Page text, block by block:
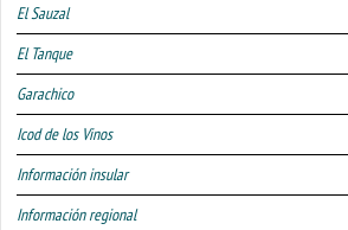
El Sauzal
El Tanque
Garachico
Icod de los Vinos
Información insular
Información regional